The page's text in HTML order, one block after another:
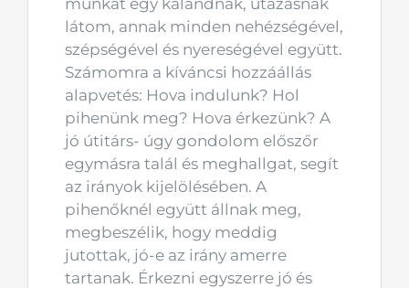
látom, annak minden nehézségével,
szépségével és nyereségével együtt.
Számomra a kíváncsi hozzáállás
alapvetés: Hova indulunk? Hol
pihenünk meg? Hova érkezünk? A
jó útitárs- úgy gondolom előszőr
egymásra talál és meghallgat, segít
az irányok kijelölésében. A
pihenőknél együtt állnak meg,
megbeszélik, hogy meddig
jutottak, jó-e az irány amerre
tartanak. Érkezni egyszerre jó és